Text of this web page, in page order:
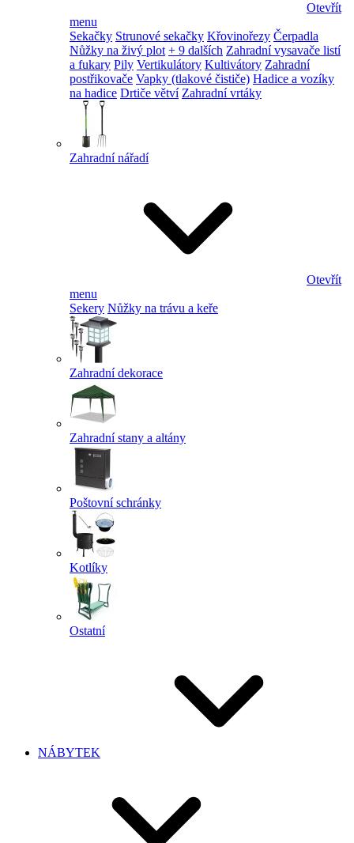
Otevřít
menu
Sekačky Strunové sekačky Křovinořezy Čerpadla
Nůžky na živý plot + 9 dalších Zahradní vysavače listí
a fukary Pily Vertikulátory Kultivátory Zahradní
postřikovače Vapky (tlakové čističe) Hadice a vozíky
na hadice Drtiče větví Zahradní vrtáky
Zahradní nářadí
Otevřít
menu
Sekery Nůžky na trávu a keře
Zahradní dekorace
Zahradní stany a altány
Poštovní schránky
Kotlíky
Ostatní
NÁBYTEK